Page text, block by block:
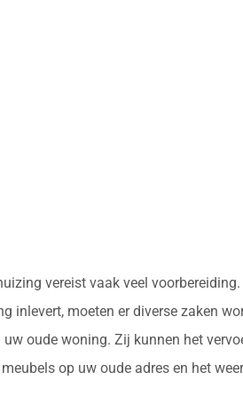
vereist vaak veel
inlevert, moeten er diverse zaken
oude woning. Zij kunnen het
op uw oude adres en het